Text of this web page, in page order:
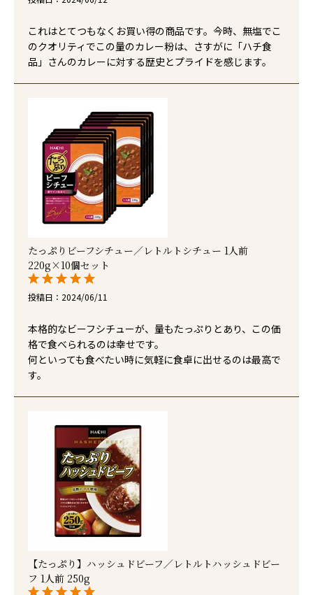
これはとてつもなくお買い得の商品です。今時、無塩でこ
のクオリティでこの量のカレー粉は、さすがに「ハチ食
品」さんのカレーに対する歴史とプライドを感じます。
たっぷりビーフシチュー／レトルトシチュー 1人前
220g×10個セット
投稿日 2024/06/11
本格的なビーフシチューが、量もたっぷりとあり、この価
格で食べられるのは幸せです。
何といっても食べたい時に気軽に食卓に出せるのは最高で
す。
【たっぷり】ハッシュドビーフ／レトルトハッシュドビー
フ 1人前 250g